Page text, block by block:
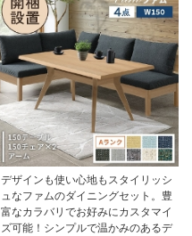
デザインも使い心地もスタイリッシ
ュなファムのダイニングセット。豊
富なカラバリでお好みにカスタマイ
ズ可能！シンプルで温かみのあるデ